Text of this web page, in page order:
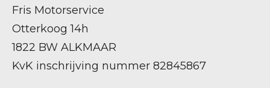
Fris Motorservice
Otterkoog 14h
1822 BW ALKMAAR
KvK inschrijving nummer 82845867